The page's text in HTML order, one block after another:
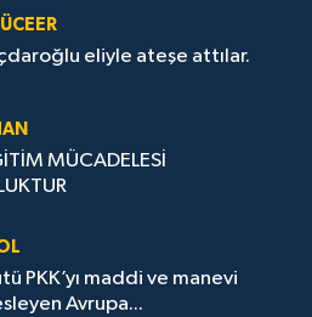
eliyle ateşe attılar.
MÜCADELESİ
PKK’yı maddi ve manevi
Avrupa...